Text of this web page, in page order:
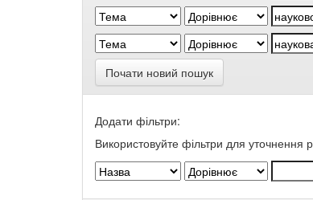
Почати новий пошук
Додати фільтри:
Використовуйте фільтри для уточнення